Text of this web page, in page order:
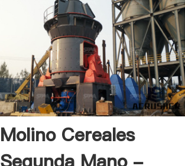
Molino Cereales